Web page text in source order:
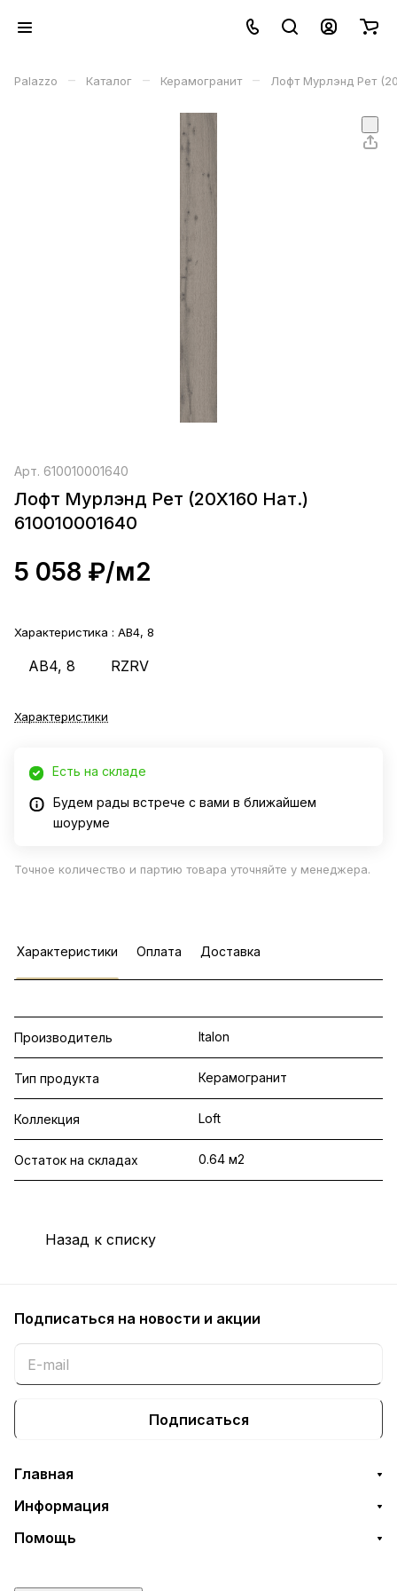
Palazzo – Каталог – Керамогранит – Лофт Мурлэнд Рет
Арт. 610010001640
Лофт Мурлэнд Рет (20X160 Нат.)
610010001640
5 058 ₽/м2
Характеристика : AB4, 8
AB4, 8 RZRV
Характеристики
Есть на складе
Будем рады встрече с вами в ближайшем
шоуруме
Точное количество и партию товара уточняйте у менеджера.
Характеристики Оплата Доставка
Производитель Italon
Тип продукта Керамогранит
Коллекция Loft
Остаток на складах 0.64 м2
Назад к списку
Подписаться на новости и акции
Подписаться
Главная
Информация
Помощь